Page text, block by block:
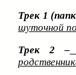
Трек 1
шуточной
Трек 2 –